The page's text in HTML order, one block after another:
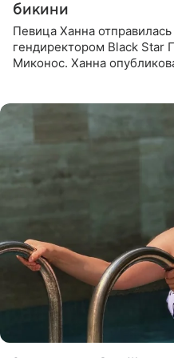
бикини
Певица Ханна
гендиректором Black Star
Миконос. Ханна